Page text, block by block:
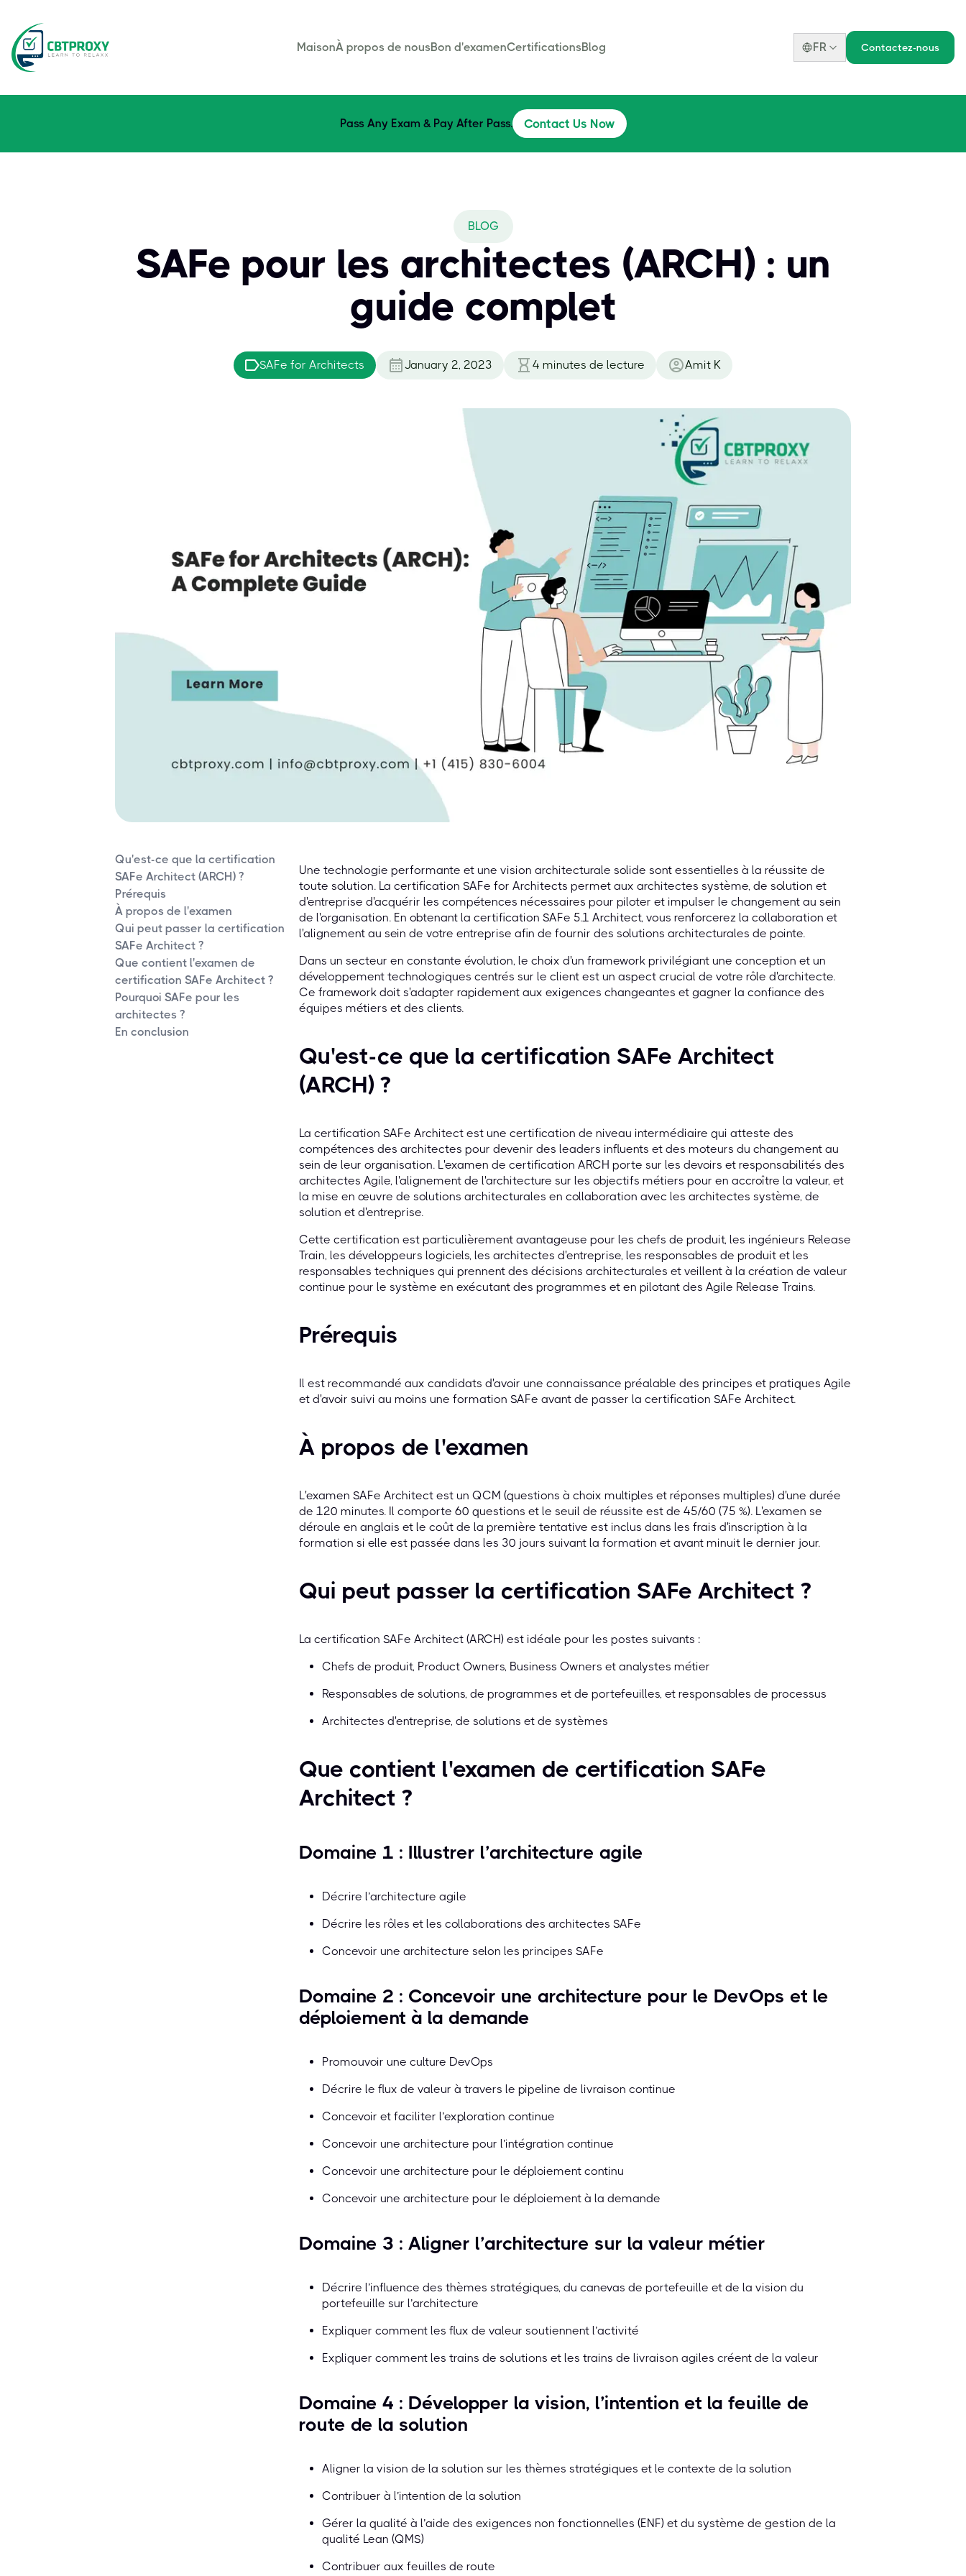
MaisonÀ propos de nousBon d'examenCertificationsBlog FR Contactez-nous
Pass Any Exam & Pay After Pass. Contact Us Now
BLOG
SAFe pour les architectes (ARCH) : un
guide complet
SAFe for Architects January 2, 2023 4 minutes de lecture Amit K
Qu'est-ce que la certification
SAFe Architect (ARCH) ?
Prérequis
À propos de l'examen
Qui peut passer la certification
SAFe Architect ?
Que contient l'examen de
certification SAFe Architect ?
Pourquoi SAFe pour les
architectes ?
En conclusion
Une technologie performante et une vision architecturale solide sont essentielles à la réussite de
toute solution. La certification SAFe for Architects permet aux architectes système, de solution et
d'entreprise d'acquérir les compétences nécessaires pour piloter et impulser le changement au sein
de l'organisation. En obtenant la certification SAFe 5.1 Architect, vous renforcerez la collaboration et
l'alignement au sein de votre entreprise afin de fournir des solutions architecturales de pointe.
Dans un secteur en constante évolution, le choix d'un framework privilégiant une conception et un
développement technologiques centrés sur le client est un aspect crucial de votre rôle d'architecte.
Ce framework doit s'adapter rapidement aux exigences changeantes et gagner la confiance des
équipes métiers et des clients.
Qu'est-ce que la certification SAFe Architect
(ARCH) ?
La certification SAFe Architect est une certification de niveau intermédiaire qui atteste des
compétences des architectes pour devenir des leaders influents et des moteurs du changement au
sein de leur organisation. L'examen de certification ARCH porte sur les devoirs et responsabilités des
architectes Agile, l'alignement de l'architecture sur les objectifs métiers pour en accroître la valeur, et
la mise en œuvre de solutions architecturales en collaboration avec les architectes système, de
solution et d'entreprise.
Cette certification est particulièrement avantageuse pour les chefs de produit, les ingénieurs Release
Train, les développeurs logiciels, les architectes d'entreprise, les responsables de produit et les
responsables techniques qui prennent des décisions architecturales et veillent à la création de valeur
continue pour le système en exécutant des programmes et en pilotant des Agile Release Trains.
Prérequis
Il est recommandé aux candidats d'avoir une connaissance préalable des principes et pratiques Agile
et d'avoir suivi au moins une formation SAFe avant de passer la certification SAFe Architect.
À propos de l'examen
L'examen SAFe Architect est un QCM (questions à choix multiples et réponses multiples) d'une durée
de 120 minutes. Il comporte 60 questions et le seuil de réussite est de 45/60 (75 %). L'examen se
déroule en anglais et le coût de la première tentative est inclus dans les frais d'inscription à la
formation si elle est passée dans les 30 jours suivant la formation et avant minuit le dernier jour.
Qui peut passer la certification SAFe Architect ?
La certification SAFe Architect (ARCH) est idéale pour les postes suivants :
Chefs de produit, Product Owners, Business Owners et analystes métier
Responsables de solutions, de programmes et de portefeuilles, et responsables de processus
Architectes d'entreprise, de solutions et de systèmes
Que contient l'examen de certification SAFe
Architect ?
Domaine 1 : Illustrer l’architecture agile
Décrire l’architecture agile
Décrire les rôles et les collaborations des architectes SAFe
Concevoir une architecture selon les principes SAFe
Domaine 2 : Concevoir une architecture pour le DevOps et le
déploiement à la demande
Promouvoir une culture DevOps
Décrire le flux de valeur à travers le pipeline de livraison continue
Concevoir et faciliter l’exploration continue
Concevoir une architecture pour l’intégration continue
Concevoir une architecture pour le déploiement continu
Concevoir une architecture pour le déploiement à la demande
Domaine 3 : Aligner l’architecture sur la valeur métier
Décrire l’influence des thèmes stratégiques, du canevas de portefeuille et de la vision du
portefeuille sur l’architecture
Expliquer comment les flux de valeur soutiennent l’activité
Expliquer comment les trains de solutions et les trains de livraison agiles créent de la valeur
Domaine 4 : Développer la vision, l’intention et la feuille de
route de la solution
Aligner la vision de la solution sur les thèmes stratégiques et le contexte de la solution
Contribuer à l’intention de la solution
Gérer la qualité à l’aide des exigences non fonctionnelles (ENF) et du système de gestion de la
qualité Lean (QMS)
Contribuer aux feuilles de route